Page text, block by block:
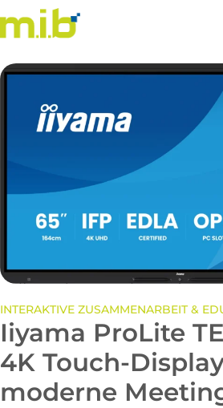
SOFTWARELÖSUNGEN
KONTAKT
INTERAKTIVE ZUSAMMENARBEIT &
Iiyama ProLite
4K Touch-
moderne